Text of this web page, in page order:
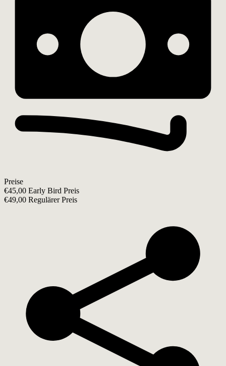
Preise
€45,00 Early Bird Preis
€49,00 Regulärer Preis